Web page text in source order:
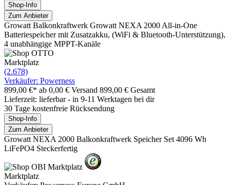
Shop-Info
Zum Anbieter
Growatt Balkonkraftwerk Growatt NEXA 2000 All-in-One
Batteriespeicher mit Zusatzakku, (WiFi & Bluetooth-Unterstützung),
4 unabhängige MPPT-Kanäle
Marktplatz
(2.678)
Verkäufer: Powerness
899,00 €* ab 0,00 € Versand 899,00 € Gesamt
Lieferzeit: lieferbar - in 9-11 Werktagen bei dir
30 Tage kostenfreie Rücksendung
Shop-Info
Zum Anbieter
Growatt NEXA 2000 Balkonkraftwerk Speicher Set 4096 Wh
LiFePO4 Steckerfertig
Marktplatz